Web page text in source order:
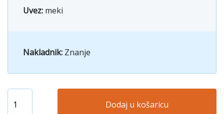
Uvez: meki
Nakladnik: Znanje
Dodaj u košaricu